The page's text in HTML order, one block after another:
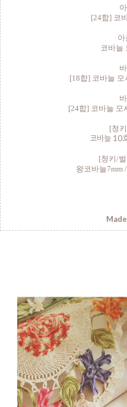
[24합] 코
아
코바늘
[18합] 코바늘 모
[24합] 코바늘 모
[청
코바늘 10
[청키/
왕코바늘7mm